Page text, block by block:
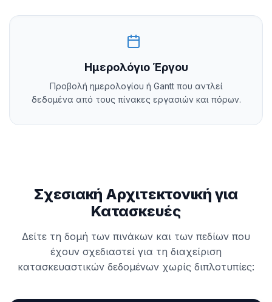
Ημερολόγιο Έργου
Προβολή ημερολογίου ή Gantt που αντλεί
δεδομένα από τους πίνακες εργασιών και πόρων.
Σχεσιακή Αρχιτεκτονική για
Κατασκευές
Δείτε τη δομή των πινάκων και των πεδίων που
έχουν σχεδιαστεί για τη διαχείριση
κατασκευαστικών δεδομένων χωρίς διπλοτυπίες: